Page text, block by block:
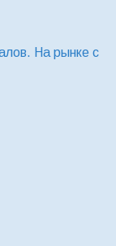
На рынке с